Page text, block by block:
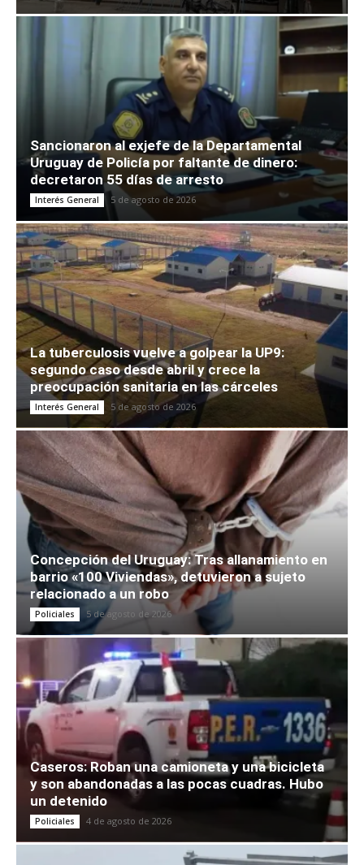
Sancionaron al exjefe de la Departamental
Uruguay de Policía por faltante de dinero:
decretaron 55 días de arresto
Interés General 5 de agosto de 2026
La tuberculosis vuelve a golpear la UP9:
segundo caso desde abril y crece la
preocupación sanitaria en las cárceles
Interés General 5 de agosto de 2026
Concepción del Uruguay: Tras allanamiento en
barrio «100 Viviendas», detuvieron a sujeto
relacionado a un robo
Policiales 5 de agosto de 2026
Caseros: Roban una camioneta y una bicicleta
y son abandonadas a las pocas cuadras. Hubo
un detenido
Policiales 4 de agosto de 2026